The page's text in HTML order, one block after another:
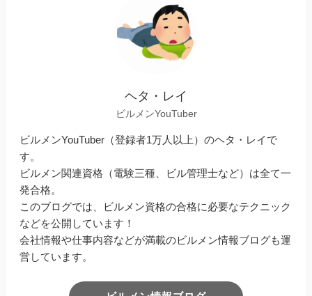
ヘタ・レイ
ビルメンYouTuber
ビルメンYouTuber（登録者1万人以上）のヘタ・レイで
す。
ビルメン関連資格（電験三種、ビル管理士など）は全て一
発合格。
このブログでは、ビルメン資格の合格に必要なテクニック
などを公開しています！
会社情報や仕事内容などが満載のビルメン情報ブログも運
営しています。